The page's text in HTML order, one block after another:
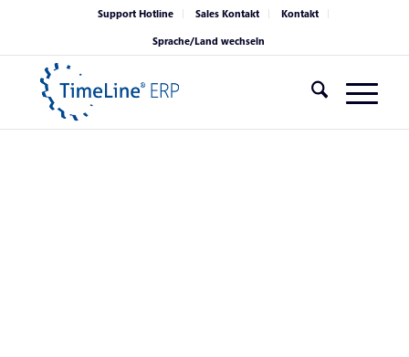
Support Hotline Sales Kontakt
Kontakt
Sprache/Land wechseln